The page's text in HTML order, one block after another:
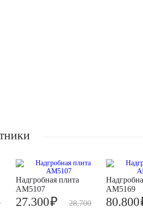
Надгробная плита
AM5107
28.700
27.300₽
AM5169
80.800